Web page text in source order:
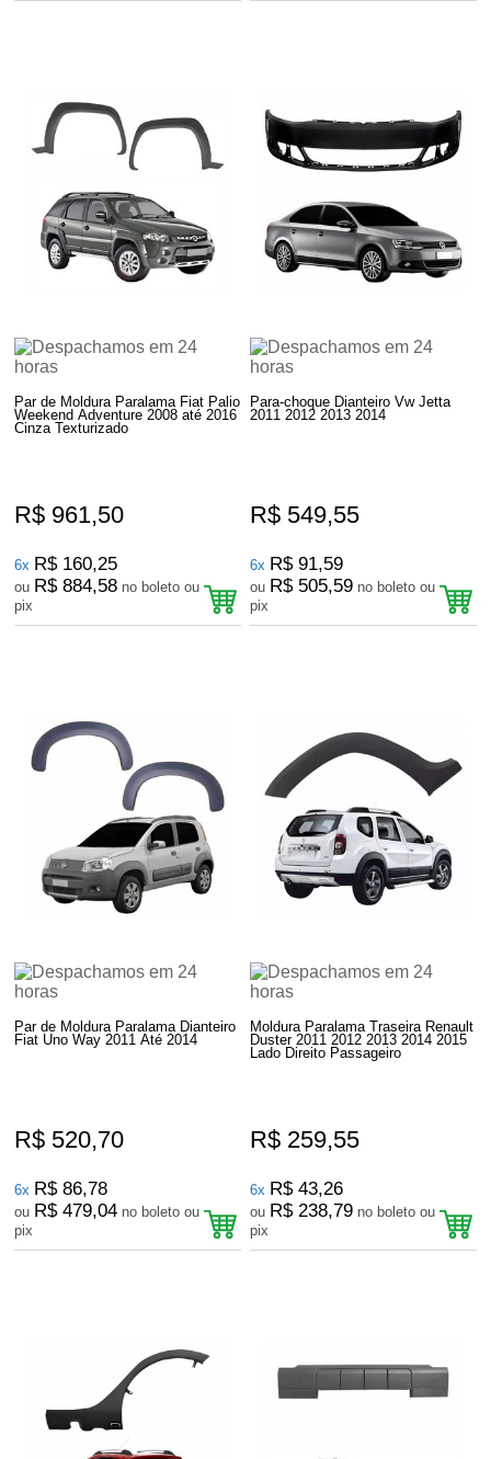
Par de Moldura Paralama Fiat Palio
Weekend Adventure 2008 até 2016
Cinza Texturizado
R$ 961,50
6x R$ 160,25
ou R$ 884,58 no boleto ou
pix
Para-choque Dianteiro Vw Jetta
2011 2012 2013 2014
R$ 549,55
6x R$ 91,59
ou R$ 505,59 no boleto ou
pix
Par de Moldura Paralama Dianteiro
Fiat Uno Way 2011 Até 2014
R$ 520,70
6x R$ 86,78
ou R$ 479,04 no boleto ou
pix
Moldura Paralama Traseira Renault
Duster 2011 2012 2013 2014 2015
Lado Direito Passageiro
R$ 259,55
6x R$ 43,26
ou R$ 238,79 no boleto ou
pix